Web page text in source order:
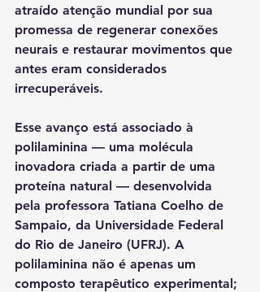
atraído atenção mundial por sua
promessa de regenerar conexões
neurais e restaurar movimentos que
antes eram considerados
irrecuperáveis.
Esse avanço está associado à
polilaminina — uma molécula
inovadora criada a partir de uma
proteína natural — desenvolvida
pela professora Tatiana Coelho de
Sampaio, da Universidade Federal
do Rio de Janeiro (UFRJ). A
polilaminina não é apenas um
composto terapêutico experimental;